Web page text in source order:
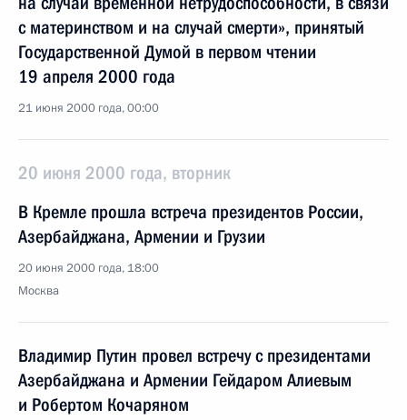
с материнством и на случай смерти», принятый
Государственной Думой в первом чтении
19 апреля 2000 года
21 июня 2000 года, 00:00
20 июня 2000 года, вторник
В Кремле прошла встреча президентов России,
Азербайджана, Армении и Грузии
20 июня 2000 года, 18:00
Москва
Владимир Путин провел встречу с президентами
Азербайджана и Армении Гейдаром Алиевым
и Робертом Кочаряном